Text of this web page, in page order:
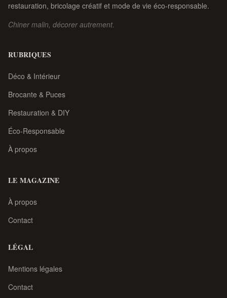
restauration, bricolage créatif et mode de vie éco-responsable.
Chiner malin, décorer autrement.
RUBRIQUES
Déco & Intérieur
Brocante & Puces
Restauration & DIY
Éco-Responsable
À propos
LE MAGAZINE
À propos
Contact
LÉGAL
Mentions légales
Contact